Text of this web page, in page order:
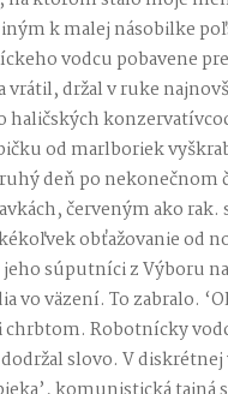
k malej násobilke
vodcu pobavene
držal v ruke
od marlboriek
deň po nekonečnom
červeným ako
obťažovanie od
súputníci z Výboru
vo väzení. To zabralo.
Robotnícky
slovo. V